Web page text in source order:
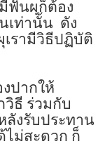
ฟันผุก็ต้อง
เท่านั้น ดัง
รามีวิธีปฏิบัติ
ปากให้
ธี ร่วมกับ
งรับประทาน
ไม่สะดวก ก็